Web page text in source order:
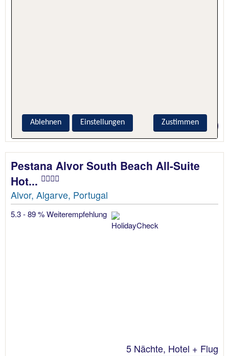
Preis p.P. ab 397 €
Pestana Alvor South Beach All-Suite
Hot...
Alvor, Algarve, Portugal
5.3 - 89 % Weiterempfehlung
5 Nächte, Hotel + Flug
Zustimmen
Ablehnen Einstellungen